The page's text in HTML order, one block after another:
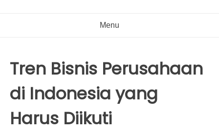
Menu
Tren Bisnis Perusahaan
di Indonesia yang
Harus Diikuti